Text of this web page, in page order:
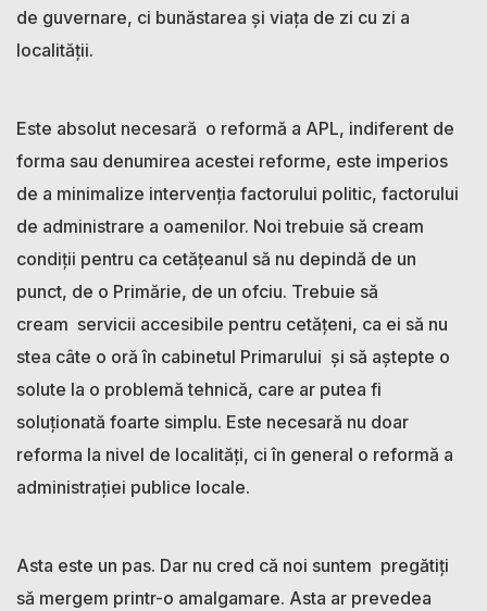
de guvernare, ci bunăstarea și viața de zi cu zi a
localității.
Este absolut necesară o reformă a APL, indiferent de
forma sau denumirea acestei reforme, este imperios
de a minimalize intervenția factorului politic, factorului
de administrare a oamenilor. Noi trebuie să cream
condiții pentru ca cetățeanul să nu depindă de un
punct, de o Primărie, de un ofciu. Trebuie să
cream servicii accesibile pentru cetățeni, ca ei să nu
stea câte o oră în cabinetul Primarului și să aștepte o
solute la o problemă tehnică, care ar putea fi
soluționată foarte simplu. Este necesară nu doar
reforma la nivel de localități, ci în general o reformă a
administrației publice locale.
Asta este un pas. Dar nu cred că noi suntem pregătiți
să mergem printr-o amalgamare. Asta ar prevedea